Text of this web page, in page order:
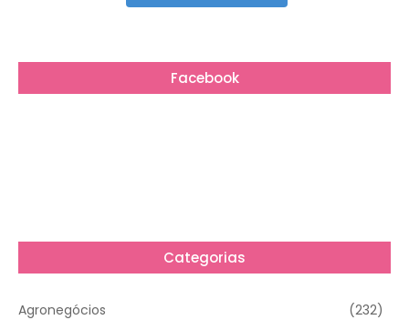
Facebook
Categorias
Agronegócios
(232)